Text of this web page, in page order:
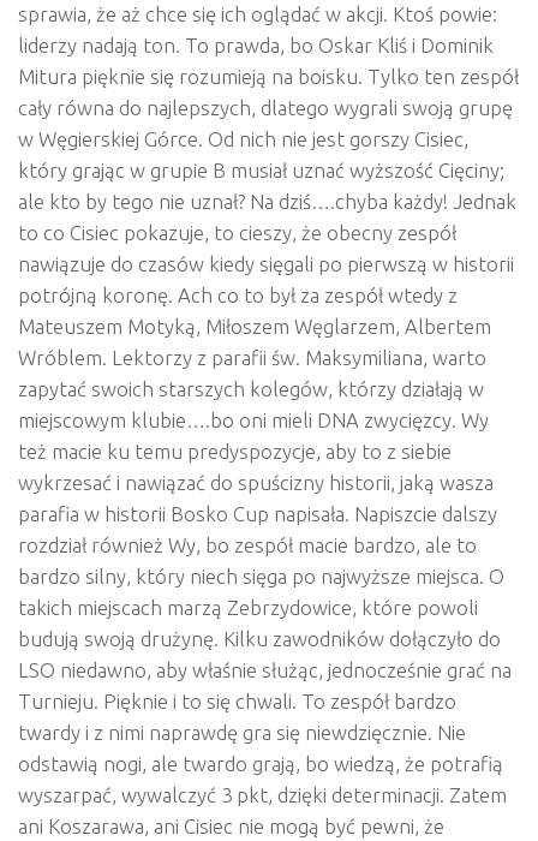
sprawia, że aż chce się ich oglądać w akcji. Ktoś powie:
liderzy nadają ton. To prawda, bo Oskar Kliś i Dominik
Mitura pięknie się rozumieją na boisku. Tylko ten zespół
cały równa do najlepszych, dlatego wygrali swoją grupę
w Węgierskiej Górce. Od nich nie jest gorszy Cisiec,
który grając w grupie B musiał uznać wyższość Cięciny;
ale kto by tego nie uznał? Na dziś….chyba każdy! Jednak
to co Cisiec pokazuje, to cieszy, że obecny zespół
nawiązuje do czasów kiedy sięgali po pierwszą w historii
potrójną koronę. Ach co to był za zespół wtedy z
Mateuszem Motyką, Miłoszem Węglarzem, Albertem
Wróblem. Lektorzy z parafii św. Maksymiliana, warto
zapytać swoich starszych kolegów, którzy działają w
miejscowym klubie….bo oni mieli DNA zwycięzcy. Wy
też macie ku temu predyspozycje, aby to z siebie
wykrzesać i nawiązać do spuścizny historii, jaką wasza
parafia w historii Bosko Cup napisała. Napiszcie dalszy
rozdział również Wy, bo zespół macie bardzo, ale to
bardzo silny, który niech sięga po najwyższe miejsca. O
takich miejscach marzą Zebrzydowice, które powoli
budują swoją drużynę. Kilku zawodników dołączyło do
LSO niedawno, aby właśnie służąc, jednocześnie grać na
Turnieju. Pięknie i to się chwali. To zespół bardzo
twardy i z nimi naprawdę gra się niewdzięcznie. Nie
odstawią nogi, ale twardo grają, bo wiedzą, że potrafią
wyszarpać, wywalczyć 3 pkt, dzięki determinacji. Zatem
ani Koszarawa, ani Cisiec nie mogą być pewni, że